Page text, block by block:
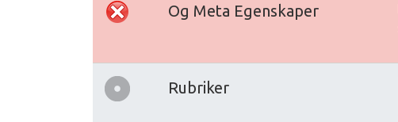
Og Meta Egenskaper
Rubriker